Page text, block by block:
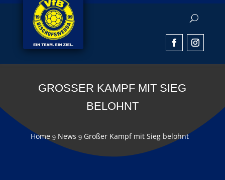
GROSSER KAMPF MIT SIEG B
ELOHNT
Home 9 News 9 Großer Kampf mit Sieg belohnt